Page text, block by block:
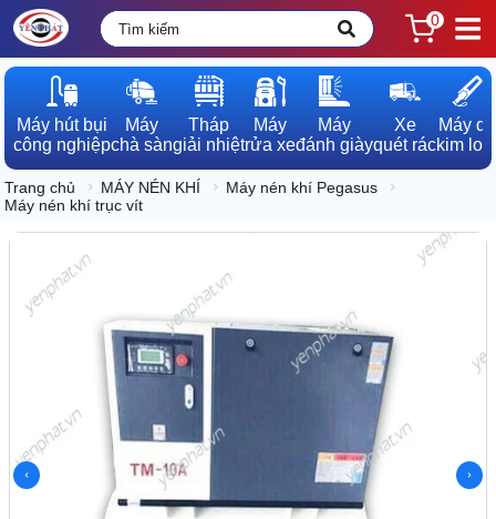
0
Máy hút bụi
công nghiệp
Máy
chà sàn
Tháp
giải nhiệt
Máy
rửa xe
Máy
đánh giày
Xe
quét rác
Máy dò
kim loại
Trang chủ MÁY NÉN KHÍ
Máy nén khí Pegasus
Máy nén khí trục vít